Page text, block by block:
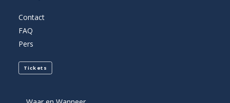
Contact
FAQ
Pers
Tickets